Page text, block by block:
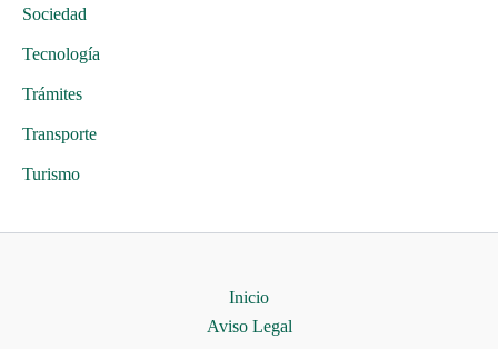
Sociedad
Tecnología
Trámites
Transporte
Turismo
Inicio
Aviso Legal